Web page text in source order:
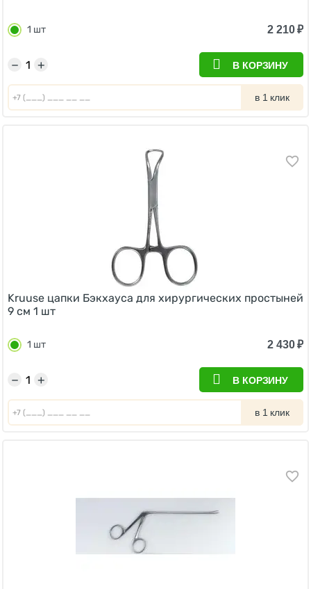
1 шт 2 210₽
+
− В КОРЗИНУ
в 1 клик
Kruuse цапки Бэкхауса для хирургических простыней
9 см 1 шт
1 шт 2 430₽
+
− В КОРЗИНУ
в 1 клик